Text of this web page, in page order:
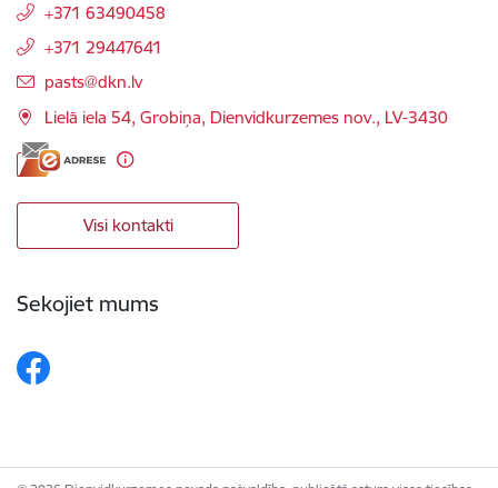
+371 63490458
+371 29447641
E-pasts:
pasts@dkn.lv
Lielā iela 54, Grobiņa, Dienvidkurzemes nov., LV-3430
Visi kontakti
Sekojiet mums